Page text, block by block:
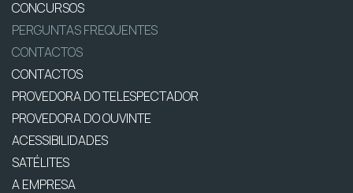
CONCURSOS
PERGUNTAS FREQUENTES
CONTACTOS
CONTACTOS
PROVEDORA DO TELESPECTADOR
PROVEDORA DO OUVINTE
ACESSIBILIDADES
SATÉLITES
A EMPRESA